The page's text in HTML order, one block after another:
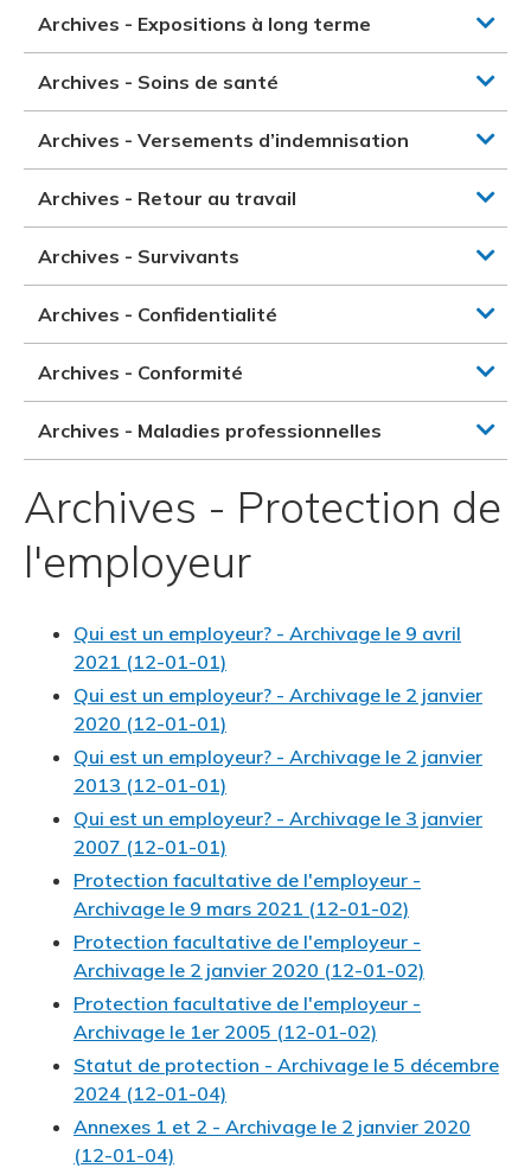
Archives - Expositions à long terme
Archives - Soins de santé
Archives - Versements d’indemnisation
Archives - Retour au travail
Archives - Survivants
Archives - Confidentialité
Archives - Conformité
Archives - Maladies professionnelles
Archives - Protection de
l'employeur
Qui est un employeur? - Archivage le 9 avril
2021 (12-01-01)
Qui est un employeur? - Archivage le 2 janvier
2020 (12-01-01)
Qui est un employeur? - Archivage le 2 janvier
2013 (12-01-01)
Qui est un employeur? - Archivage le 3 janvier
2007 (12-01-01)
Protection facultative de l'employeur -
Archivage le 9 mars 2021 (12-01-02)
Protection facultative de l'employeur -
Archivage le 2 janvier 2020 (12-01-02)
Protection facultative de l'employeur -
Archivage le 1er 2005 (12-01-02)
Statut de protection - Archivage le 5 décembre
2024 (12-01-04)
Annexes 1 et 2 - Archivage le 2 janvier 2020
(12-01-04)